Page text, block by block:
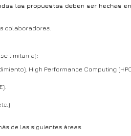
las propuestas deben ser hechas en
colaboradores.
limitan a):
High Performance Computing
de las siguientes áreas: